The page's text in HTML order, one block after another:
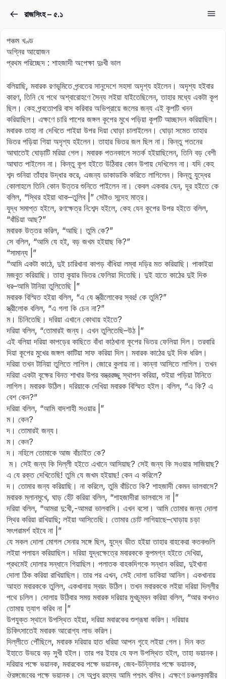
রাজসিংহ – ৫.১
পঞ্চম খণ্ড
অগ্নির আয়োজন
প্রথম পরিচ্ছেদ : শাহজাদী অপেক্ষা দুঃখী ভাল
বলিয়াছি, মবারক রণভূমিতে পর্‍বতের সানুদেশে সহসা অদৃশ্য হইলেন। অদৃশ্য হইবার
কারণ, তিনি যে পথে অশ্বারোহণে সৈন্য লইয়া যাইতেছিলেন, তাহার মধ্যে একটা কূপ
ছিল। কেহ পর্‍বতোপরি বাস করিবার অভিপ্রায়ে জলের জন্য এই কূপটি খনন
করিয়াছিল। এক্ষণে চারি পাশের জঙ্গল কূপের মুখে পড়িয়া কূপটি আচ্ছাদন করিয়াছিল।
মবারক তাহা না দেখিতে পাইয়া উপর দিয়া ঘোড়া চালাইলেন। ঘোড়া সমেত তাহার
ভিতর পড়িয়া গিয়া অদৃশ্য হইলেন। তাহার ভিতর জল ছিল না। কিন্তু পতনের
আঘাতেই ঘোড়াটি মরিয়া গেল। মবারক পতনকালে সতর্ক হইয়াছিলেন, তিনি বড় বেশী
আঘাত পাইলেন না। কিন্তু কূপ হইতে উঠিবার কোন উপায় দেখিলেন না। যদি কেহ
শব্দ শুনিয়া তাঁহার উদ্ধার করে, এজন্য ডাকাডাকি করিতে লাগিলেন। কিন্তু যুদ্ধের
কোলাহলে তিনি কোন উত্তর শুনিতে পাইলেন না। কেবল একবার যেন, দূর হইতে কে
বলিল, “স্থির হইয়া থাক–তুলিব |” সেটাও সন্দেহ মাত্র।
যুদ্ধ সমাপ্ত হইলে, রণক্ষেত্র নি:শব্দ হইলে, কেহ যেন কূপের উপর হইতে বলিল,
“বাঁচিয়া আছ?”
মবারক উত্তর করিল, “আছি। তুমি কে?”
সে বলিল, “আমি যে হই, বড় জখম হইয়াছ কি?”
“সামান্য |”
“আমি একটা কাঠে, দুই চারিখানা কাপড় বাঁধিয়া লম্বা দড়ির মত করিয়াছি। পাকাইয়া
মজবুত করিয়াছি। তাহা কূয়ার ভিতর ফেলিয়া দিতেছি। দুই হাতে কাঠের দুই দিক
ধর–আমি টানিয়া তুলিতেছি |”
মবারক বিস্মিত হইয়া বলিল, “এ যে স্ত্রীলোকের স্বর! কে তুমি?”
স্ত্রীলোক বলিল, “এ গলা কি চেন না?”
ম। চিনিতেছি। দরিয়া এখানে কোথায় হইতে?
দরিয়া বলিল, “তোমারই জন্য। এখন তুলিতেছি–উঠ |”
এই বলিয়া দরিয়া কাপড়ের কাছিতে বাঁধা কাঠখানা কূপের ভিতর ফেলিয়া দিল। তরবারি
দিয়া কূপের মুখের জঙ্গল কাটিয়া সাফ করিয়া দিল। মবারক কাঠের দুই দিক ধরিল।
দরিয়া তখন টানিয়া তুলিতে লাগিল। জোরে কুলায় না। কান্না আসিতে লাগিল। তখন
দরিয়া একটা বৃক্ষের বিনত শাখার উপর বস্ত্ররজ্জু স্থাপন করিয়া, শুইয়া পড়িয়া টানিতে
লাগিল। মবারক উঠিল। দরিয়াকে দেখিয়া মবারক বিস্মিত হইল। বলিল, “এ কি? এ
বেশ কেন?”
দরিয়া বলিল, “আমি বাদশাহী সওয়ার |”
ম। কেন?
দ। তোমারই জন্য।
ম। কেন?
দ। নহিলে তোমাকে আজ বাঁচাইত কে?
ম। সেই জন্য কি দিল্লী হইতে এখানে আসিয়াছ? সেই জন্য কি সওয়ার সাজিয়াছ?
এ যে রক্ত দেখিতেছি! তুমি যে জখম হইয়াছ! কেন এ করিলে?
দ। তোমার জন্য করিয়াছি। না করিলে, তুমি বাঁচিতে কি? শাহজাদী কেমন ভালবাসে?
মবারক ম্লানমুখে, ঘাড় হেঁট করিয়া বলিল, “শাহজাদীরা ভালবাসে না |”
দরিয়া বলিল, “আমরা দু:খী,-আমরা ভালবাসি। এখন বসো। আমি তোমার জন্য দোলা
স্থির করিয়া রাখিয়াছি; লইয়া আসিতেছি। তোমার চোট লাগিয়াছে–ঘোড়ায় চড়া
সৎপরামর্শ হইবে না |”
যে সকল দোলা মোগল সেনার সঙ্গে ছিল, যুদ্ধে ভীত হইয়া তাহার বাহকেরা কতকগুলি
লইয়া পলায়ন করিয়াছিল। দরিয়া যুদ্ধক্ষেত্রে মবারককে কূপমগ্ন হইতে দেখিয়া,
প্রথমেই দোলার সন্ধানে গিয়াছিল। পলাতক বাহকদিগকে সন্ধান করিয়া, দুইখানা
দোলা ঠিক করিয়া রাখিয়াছিল। তার পর এখন, সেই দোলা ডাকিয়া আনিল। একখানায়
আহত মবারককে তুলিল, একখানায় স্বয়ং উঠিল। তখন মবারককে লইয়া দরিয়া দিল্লীর
পথে চলিল। দোলায় উঠিবার সময় মবারক দরিয়ার মুখচুম্বন করিয়া বলিল, “আর কখনও
তোমায় ত্যাগ করিব না |”
উপযুক্ত স্থানে উপস্থিত হইয়া, দরিয়া মবারকের শুশ্রূষা করিল। দরিয়ার
চিকিৎসাতেই মবারক আরোগ্য লাভ করিল।
দিল্লীতে পৌঁছিলে, মবারক দরিয়ার হাত ধরিয়া আপন গৃহে লইয়া গেল। দিন কত
ইহাতে উভয়ে বড় সুখী হইল। তার পর ইহার যে ফল উপস্থিত হইল, তাহা ভয়ানক।
দরিয়ার পক্ষে ভয়ানক, মবারকের পক্ষে ভয়ানক, জেব-উন্নিসার পক্ষে ভয়ানক,
ঔরঙ্গজেবের পক্ষে ভয়ানক। সে অপূর্‍ব রহস্য আমি পশ্চাৎ বলিব। এক্ষণে চঞ্চলকুমারীর
Don’t have an account?
Remember me Lost your password?